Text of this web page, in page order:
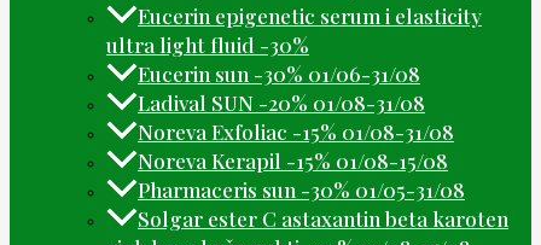
Eucerin epigenetic serum i elasticity
ultra light fluid -30%
Eucerin sun -30% 01/06-31/08
Ladival SUN -20% 01/08-31/08
Noreva Exfoliac -15% 01/08-31/08
Noreva Kerapil -15% 01/08-15/08
Pharmaceris sun -30% 01/05-31/08
Solgar ester C astaxantin beta karoten